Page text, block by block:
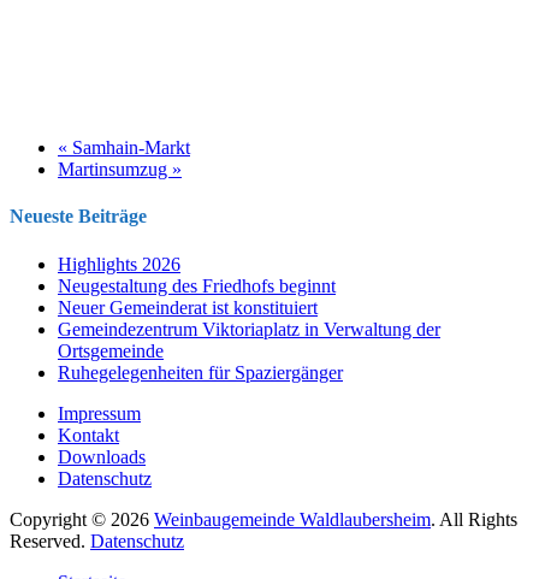
« Samhain-Markt
Martinsumzug »
Neueste Beiträge
Highlights 2026
Neugestaltung des Friedhofs beginnt
Neuer Gemeinderat ist konstituiert
Gemeindezentrum Viktoriaplatz in Verwaltung der
Ortsgemeinde
Ruhegelegenheiten für Spaziergänger
Impressum
Kontakt
Downloads
Datenschutz
Copyright © 2026 Weinbaugemeinde Waldlaubersheim. All Rights
Reserved. Datenschutz